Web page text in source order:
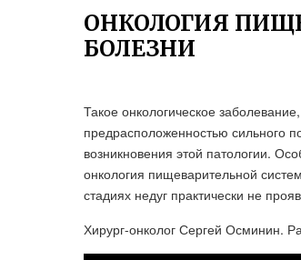
ОНКОЛОГИЯ
БОЛЕЗНИ
Такое онкологическое
предрасположенностью сильного
возникновения этой патологии.
онкология пищеварительной
стадиях недуг практически не
Хирург-онколог Сергей Осминин.